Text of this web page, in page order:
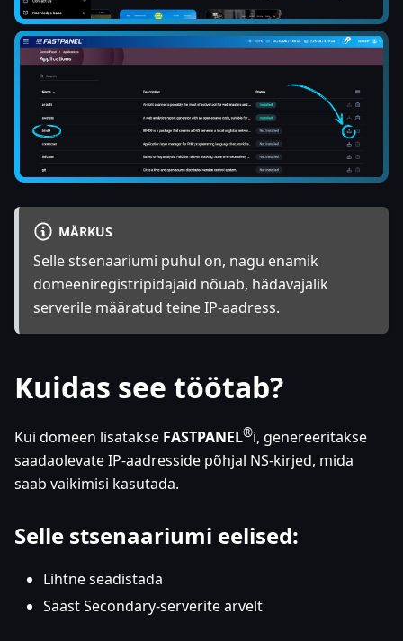
MÄRKUS
Selle stsenaariumi puhul on, nagu enamik
domeeniregistripidajaid nõuab, hädavajalik
serverile määratud teine IP-aadress.
Kuidas see töötab?
Kui domeen lisatakse FASTPANEL®i, genereeritakse
saadaolevate IP-aadresside põhjal NS-kirjed, mida
saab vaikimisi kasutada.
Selle stsenaariumi eelised:
Lihtne seadistada
Sääst Secondary-serverite arvelt